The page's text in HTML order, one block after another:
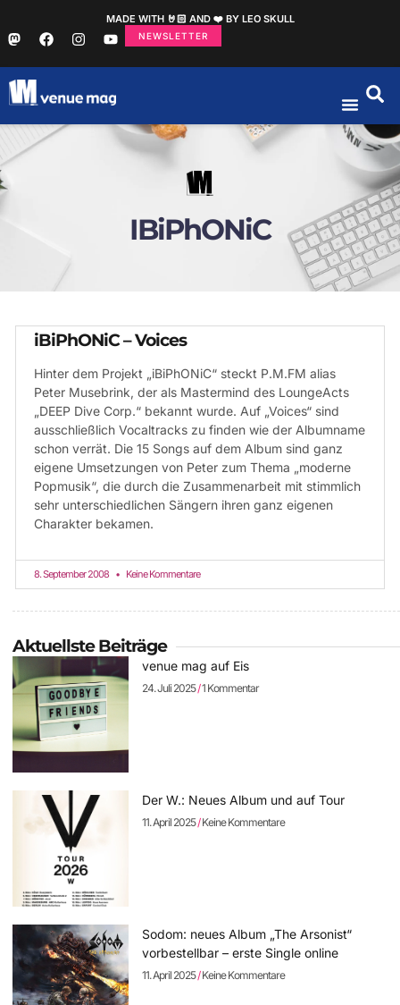
MADE WITH 🤘🏻 AND ❤️ BY LEO SKULL
NEWSLETTER
IBiPhONiC
iBiPhONiC – Voices
Hinter dem Projekt „iBiPhONiC“ steckt P.M.FM alias
Peter Musebrink, der als Mastermind des LoungeActs
„DEEP Dive Corp.“ bekannt wurde. Auf „Voices“ sind
ausschließlich Vocaltracks zu finden wie der Albumname
schon verrät. Die 15 Songs auf dem Album sind ganz
eigene Umsetzungen von Peter zum Thema „moderne
Popmusik“, die durch die Zusammenarbeit mit stimmlich
sehr unterschiedlichen Sängern ihren ganz eigenen
Charakter bekamen.
8. September 2008 Keine Kommentare
Aktuellste Beiträge
venue mag auf Eis
24. Juli 2025 1 Kommentar
Der W.: Neues Album und auf Tour
11. April 2025 Keine Kommentare
Sodom: neues Album „The Arsonist“
vorbestellbar – erste Single online
11. April 2025 Keine Kommentare